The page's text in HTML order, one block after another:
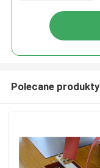
Polecane produkty